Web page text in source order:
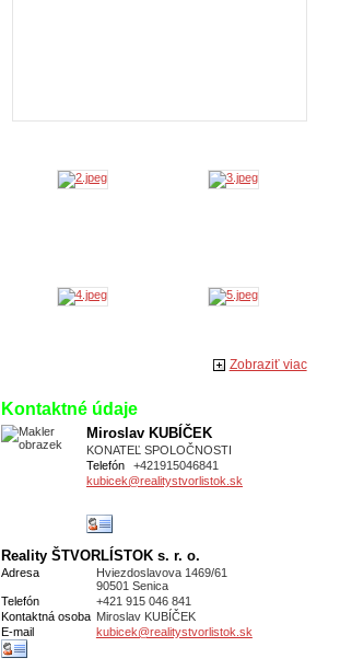
Zobraziť viac
Kontaktné údaje
Miroslav KUBÍČEK
KONATEĽ SPOLOČNOSTI
Telefón
+421915046841
kubicek@realitystvorlistok.sk
Reality ŠTVORLÍSTOK s. r. o.
Adresa
Hviezdoslavova 1469/61
90501 Senica
Telefón
+421 915 046 841
Kontaktná osoba Miroslav KUBÍČEK
E-mail
kubicek@realitystvorlistok.sk